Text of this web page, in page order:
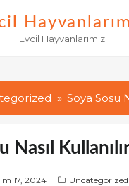
Evcil Hayvanlarımız
Soya Sosu
Nasıl
17, 2024
Uncategorized